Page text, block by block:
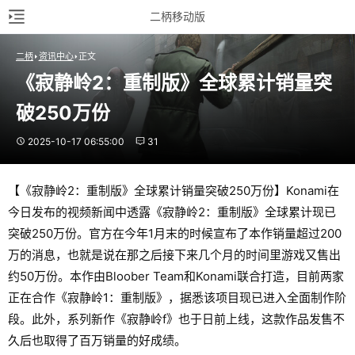
二柄移动版
二柄 资讯中心 正文
《寂静岭2：重制版》全球累计销量突
破250万份
2025-10-17 06:55:00 31
【《寂静岭2：重制版》全球累计销量突破250万份】Konami在
今日发布的视频新闻中透露《寂静岭2：重制版》全球累计现已
突破250万份。官方在今年1月末的时候宣布了本作销量超过200
万的消息，也就是说在那之后接下来几个月的时间里游戏又售出
约50万份。本作由Bloober Team和Konami联合打造，目前两家
正在合作《寂静岭1：重制版》，据悉该项目现已进入全面制作阶
段。此外，系列新作《寂静岭f》也于日前上线，这款作品发售不
久后也取得了百万销量的好成绩。